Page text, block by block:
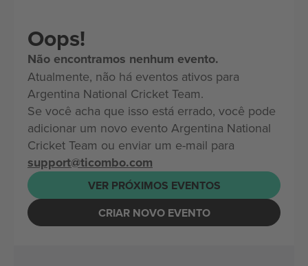
Oops!
Não encontramos nenhum evento.
Atualmente, não há eventos ativos para
Argentina National Cricket Team.
Se você acha que isso está errado, você pode
adicionar um novo evento Argentina National
Cricket Team ou enviar um e-mail para
support@ticombo.com
VER PRÓXIMOS EVENTOS
CRIAR NOVO EVENTO